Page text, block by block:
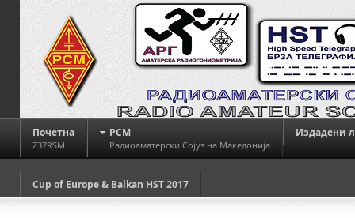
Почетна
Z37RSM
РСМ
Радиоаматерски Сојуз на Македонија
Издадени
Cup of Europe & Balkan HST 2017